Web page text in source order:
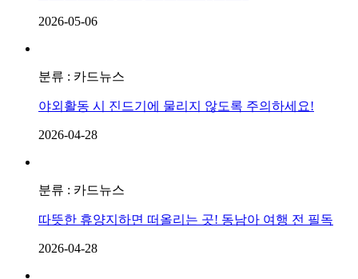
2026-05-06
분류 : 카드뉴스
야외활동 시 진드기에 물리지 않도록 주의하세요!
2026-04-28
분류 : 카드뉴스
따뜻한 휴양지하면 떠올리는 곳! 동남아 여행 전 필독
2026-04-28